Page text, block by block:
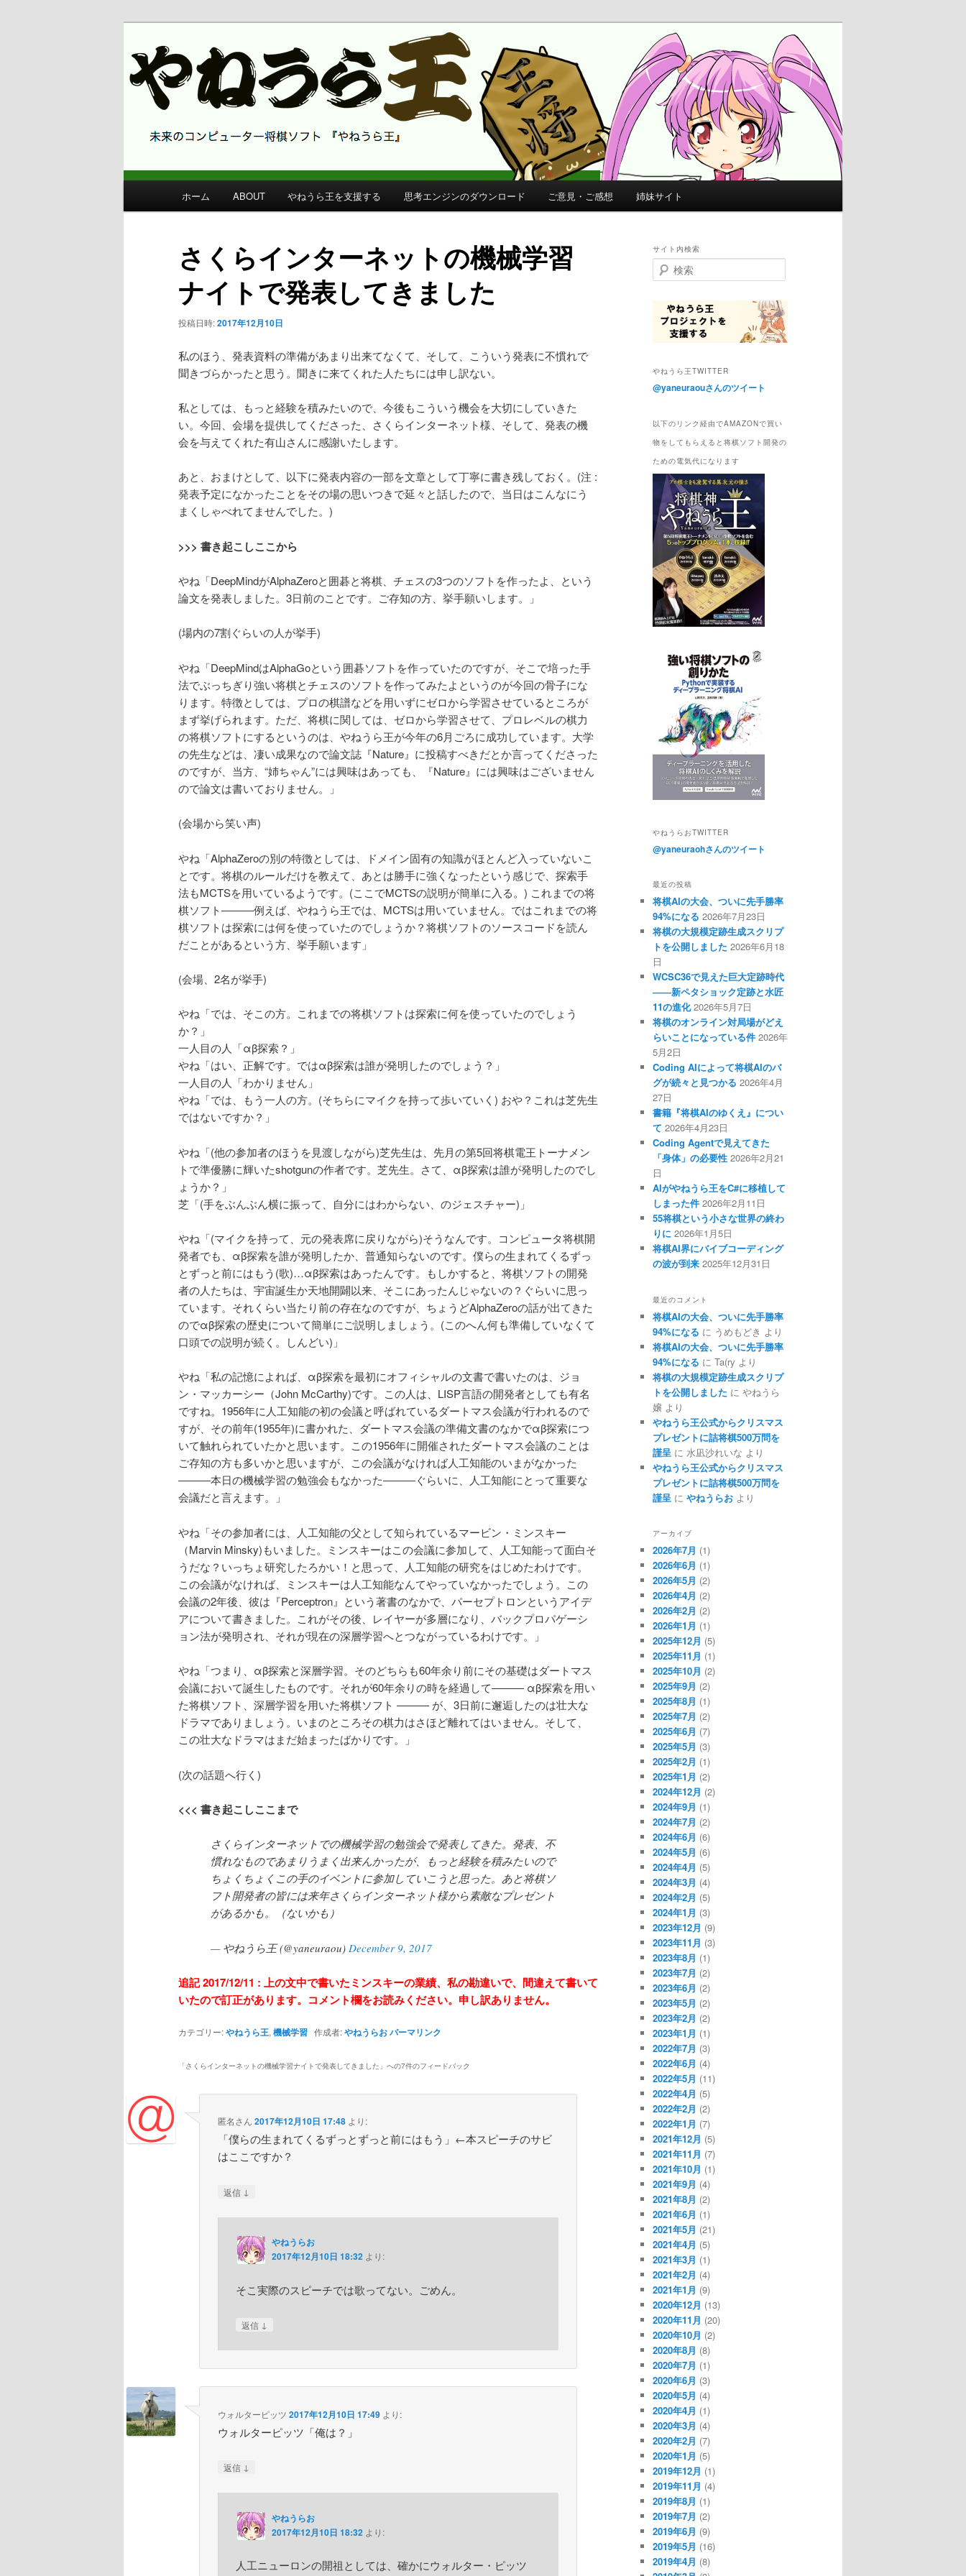
やねうら王 公式サイト
メ
ン
コ
テ
ン
ツ
へ
移
動
ホーム ABOUT やねうら王を支援する 思考エンジンのダウンロード ご意見・ご感想 姉妹サイト
さくらインターネットの機械学習
ナイトで発表してきました
投稿日時:2017年12月10日
私のほう、発表資料の準備があまり出来てなくて、そして、こういう発表に不慣れで
聞きづらかったと思う。聞きに来てくれた人たちには申し訳ない。
私としては、もっと経験を積みたいので、今後もこういう機会を大切にしていきた
い。今回、会場を提供してくださった、さくらインターネット様、そして、発表の機
会を与えてくれた有山さんに感謝いたします。
あと、おまけとして、以下に発表内容の一部を文章として丁寧に書き残しておく。(注 :
発表予定になかったことをその場の思いつきで延々と話したので、当日はこんなにう
まくしゃべれてませんでした。)
>>> 書き起こしここから
やね「DeepMindがAlphaZeroと囲碁と将棋、チェスの3つのソフトを作ったよ、という
論文を発表しました。3日前のことです。ご存知の方、挙手願いします。」
(場内の7割ぐらいの人が挙手)
やね「DeepMindはAlphaGoという囲碁ソフトを作っていたのですが、そこで培った手
法でぶっちぎり強い将棋とチェスのソフトを作ってみたよというのが今回の骨子にな
ります。特徴としては、プロの棋譜などを用いずにゼロから学習させているところが
まず挙げられます。ただ、将棋に関しては、ゼロから学習させて、プロレベルの棋力
の将棋ソフトにするというのは、やねうら王が今年の6月ごろに成功しています。大学
の先生などは、凄い成果なので論文誌『Nature』に投稿すべきだとか言ってくださった
のですが、当方、“姉ちゃん”には興味はあっても、『Nature』には興味はございません
ので論文は書いておりません。」
(会場から笑い声)
やね「AlphaZeroの別の特徴としては、ドメイン固有の知識がほとんど入っていないこ
とです。将棋のルールだけを教えて、あとは勝手に強くなったという感じで、探索手
法もMCTSを用いているようです。(ここでMCTSの説明が簡単に入る。) これまでの将
棋ソフト―――例えば、やねうら王では、MCTSは用いていません。ではこれまでの将
棋ソフトは探索には何を使っていたのでしょうか？将棋ソフトのソースコードを読ん
だことがあるという方、挙手願います」
(会場、2名が挙手)
やね「では、そこの方。これまでの将棋ソフトは探索に何を使っていたのでしょう
か？」
一人目の人「αβ探索？」
やね「はい、正解です。ではαβ探索は誰が発明したのでしょう？」
一人目の人「わかりません」
やね「では、もう一人の方。(そちらにマイクを持って歩いていく) おや？これは芝先生
ではないですか？」
やね「(他の参加者のほうを見渡しながら)芝先生は、先月の第5回将棋電王トーナメン
トで準優勝に輝いたshotgunの作者です。芝先生。さて、αβ探索は誰が発明したのでし
ょうか？」
芝「(手をぶんぶん横に振って、自分にはわからない、のジェスチャー)」
やね「(マイクを持って、元の発表席に戻りながら)そうなんです。コンピュータ将棋開
発者でも、αβ探索を誰が発明したか、普通知らないのです。僕らの生まれてくるずっ
とずっと前にはもう(歌)…αβ探索はあったんです。もしかすると、将棋ソフトの開発
者の人たちは、宇宙誕生か天地開闢以来、そこにあったんじゃないの？ぐらいに思っ
ています。それくらい当たり前の存在なのですが、ちょうどAlphaZeroの話が出てきた
のでαβ探索の歴史について簡単にご説明しましょう。(このへん何も準備していなくて
口頭での説明が続く。しんどい)」
やね「私の記憶によれば、αβ探索を最初にオフィシャルの文書で書いたのは、ジョ
ン・マッカーシー（John McCarthy)です。この人は、LISP言語の開発者としても有名
ですね。1956年に人工知能の初の会議と呼ばれているダートマス会議が行われるので
すが、その前年(1955年)に書かれた、ダートマス会議の準備文書のなかでαβ探索につ
いて触れられていたかと思います。この1956年に開催されたダートマス会議のことは
ご存知の方も多いかと思いますが、この会議がなければ人工知能のいまがなかった
―――本日の機械学習の勉強会もなかった―――ぐらいに、人工知能にとって重要な
会議だと言えます。」
やね「その参加者には、人工知能の父として知られているマービン・ミンスキー
（Marvin Minsky)もいました。ミンスキーはこの会議に参加して、人工知能って面白そ
うだな？いっちょ研究したろかい！と思って、人工知能の研究をはじめたわけです。
この会議がなければ、ミンスキーは人工知能なんてやっていなかったでしょう。この
会議の2年後、彼は『Perceptron』という著書のなかで、パーセプトロンというアイデ
アについて書きました。これがその後、レイヤーが多層になり、バックプロパゲーシ
ョン法が発明され、それが現在の深層学習へとつながっているわけです。」
やね「つまり、αβ探索と深層学習。そのどちらも60年余り前にその基礎はダートマス
会議において誕生したものです。それが60年余りの時を経過して――― αβ探索を用い
た将棋ソフト、深層学習を用いた将棋ソフト ――― が、3日前に邂逅したのは壮大な
ドラマでありましょう。いまのところその棋力はさほど離れてはいません。そして、
この壮大なドラマはまだ始まったばかりです。」
(次の話題へ行く)
<<< 書き起こしここまで
さくらインターネットでの機械学習の勉強会で発表してきた。発表、不
慣れなものであまりうまく出来んかったが、もっと経験を積みたいので
ちょくちょくこの手のイベントに参加していこうと思った。あと将棋ソ
フト開発者の皆には来年さくらインターネット様から素敵なプレゼント
があるかも。（ないかも）
— やねうら王 (@yaneuraou) December 9, 2017
追記 2017/12/11 : 上の文中で書いたミンスキーの業績、私の勘違いで、間違えて書いて
いたので訂正があります。コメント欄をお読みください。申し訳ありません。
カテゴリー:やねうら王,機械学習 作成者:やねうらおパーマリンク
「さくらインターネットの機械学習ナイトで発表してきました 」への7件のフィードバック
匿名さん 2017年12月10日 17:48 より:
「僕らの生まれてくるずっとずっと前にはもう」←本スピーチのサビ
はここですか？
返信 ↓
やねうらお
2017年12月10日 18:32 より:
そこ実際のスピーチでは歌ってない。ごめん。
返信 ↓
ウォルターピッツ 2017年12月10日 17:49 より:
ウォルターピッツ「俺は？」
返信 ↓
やねうらお
2017年12月10日 18:32 より:
人工ニューロンの開祖としては、確かにウォルター・ピッツ
サイト内検索
検
索
やねうら王TWITTER
@yaneuraouさんのツイート
以下のリンク経由でAMAZONで買い
物をしてもらえると将棋ソフト開発の
ための電気代になります
やねうらおTWITTER
@yaneuraohさんのツイート
最近の投稿
将棋AIの大会、ついに先手勝率
94%になる 2026年7月23日
将棋の大規模定跡生成スクリプ
トを公開しました 2026年6月18
日
WCSC36で見えた巨大定跡時代
――新ペタショック定跡と水匠
11の進化 2026年5月7日
将棋のオンライン対局場がどえ
らいことになっている件 2026年
5月2日
Coding AIによって将棋AIのバ
グが続々と見つかる 2026年4月
27日
書籍『将棋AIのゆくえ』につい
て 2026年4月23日
Coding Agentで見えてきた
「身体」の必要性 2026年2月21
日
AIがやねうら王をC#に移植して
しまった件 2026年2月11日
55将棋という小さな世界の終わ
りに 2026年1月5日
将棋AI界にバイブコーディング
の波が到来 2025年12月31日
最近のコメント
将棋AIの大会、ついに先手勝率
94%になる に うめもどき より
将棋AIの大会、ついに先手勝率
94%になる に Ta(ry より
将棋の大規模定跡生成スクリプ
トを公開しました に やねうら
嬢 より
やねうら王公式からクリスマス
プレゼントに詰将棋500万問を
謹呈 に 水凪沙れいな より
やねうら王公式からクリスマス
プレゼントに詰将棋500万問を
謹呈 に やねうらお より
アーカイブ
2026年7月 (1)
2026年6月 (1)
2026年5月 (2)
2026年4月 (2)
2026年2月 (2)
2026年1月 (1)
2025年12月 (5)
2025年11月 (1)
2025年10月 (2)
2025年9月 (2)
2025年8月 (1)
2025年7月 (2)
2025年6月 (7)
2025年5月 (3)
2025年2月 (1)
2025年1月 (2)
2024年12月 (2)
2024年9月 (1)
2024年7月 (2)
2024年6月 (6)
2024年5月 (6)
2024年4月 (5)
2024年3月 (4)
2024年2月 (5)
2024年1月 (3)
2023年12月 (9)
2023年11月 (3)
2023年8月 (1)
2023年7月 (2)
2023年6月 (2)
2023年5月 (2)
2023年2月 (2)
2023年1月 (1)
2022年7月 (3)
2022年6月 (4)
2022年5月 (11)
2022年4月 (5)
2022年2月 (2)
2022年1月 (7)
2021年12月 (5)
2021年11月 (7)
2021年10月 (1)
2021年9月 (4)
2021年8月 (2)
2021年6月 (1)
2021年5月 (21)
2021年4月 (5)
2021年3月 (1)
2021年2月 (4)
2021年1月 (9)
2020年12月 (13)
2020年11月 (20)
2020年10月 (2)
2020年8月 (8)
2020年7月 (1)
2020年6月 (3)
2020年5月 (4)
2020年4月 (1)
2020年3月 (4)
2020年2月 (7)
2020年1月 (5)
2019年12月 (1)
2019年11月 (4)
2019年8月 (1)
2019年7月 (2)
2019年6月 (9)
2019年5月 (16)
2019年4月 (8)